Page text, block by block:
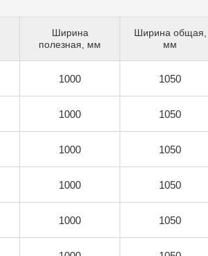
Ширина
полезная, мм
Ширина общая,
мм
1000 1050
1000 1050
1000 1050
1000 1050
1000 1050